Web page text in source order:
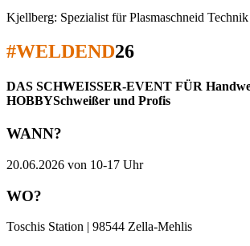
Kjellberg: Spezialist für Plasmaschneid
#WELDEND26
DAS SCHWEISSER-EVENT FÜR
HOBBYSchweißer und Profis
WANN?
20.06.2026 von 10-17 Uhr
WO?
Toschis Station | 98544 Zella-Mehlis